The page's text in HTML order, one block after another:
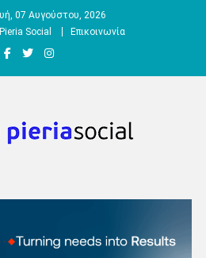
07 Αυγούστου, 2026
Social
Επικοινωνία